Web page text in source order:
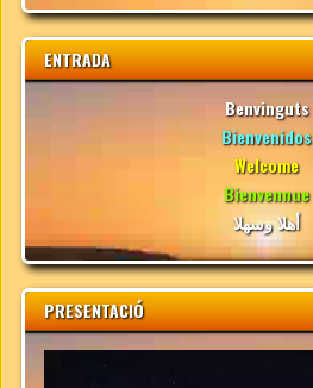
ENTRADA
Benvinguts
Bienvenidos
Welcome
Bienvennue
أهلا وسهلا
PRESENTACIÓ